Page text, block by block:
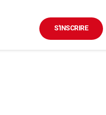
S'INSCRIRE